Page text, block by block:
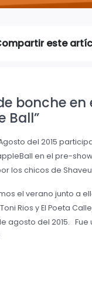
este
bonche en
Ball”
del 2015
en el pre-
los chicos de
el verano junto a
Rios y El Poeta
agosto del 2015.